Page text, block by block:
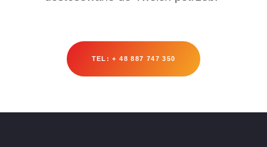
TEL: + 48 887 747 350